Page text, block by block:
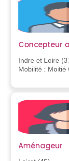
Concepteur
Indre et Loire
Mobilité : Moitié
Aménageur